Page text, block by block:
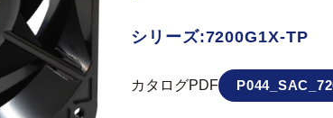
シリーズ:7200G1X-TP
カタログPDF